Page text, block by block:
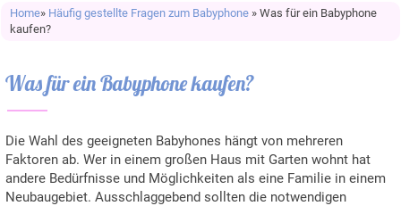
Home» Häufig gestellte Fragen zum Babyphone » Was für ein Babyphone
kaufen?
Was für ein Babyphone kaufen?
Die Wahl des geeigneten Babyhones hängt von mehreren
Faktoren ab. Wer in einem großen Haus mit Garten wohnt hat
andere Bedürfnisse und Möglichkeiten als eine Familie in einem
Neubaugebiet. Ausschlaggebend sollten die notwendigen